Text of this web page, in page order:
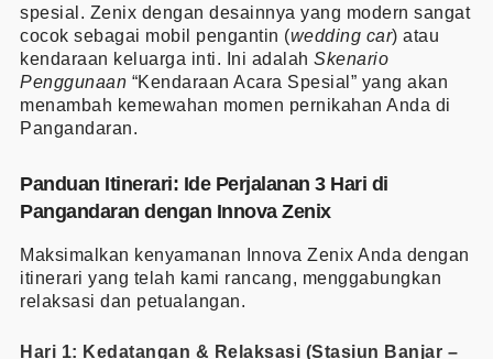
spesial. Zenix dengan desainnya yang modern sangat
cocok sebagai mobil pengantin (wedding car) atau
kendaraan keluarga inti. Ini adalah Skenario
Penggunaan “Kendaraan Acara Spesial” yang akan
menambah kemewahan momen pernikahan Anda di
Pangandaran.
Panduan Itinerari: Ide Perjalanan 3 Hari di
Pangandaran dengan Innova Zenix
Maksimalkan kenyamanan Innova Zenix Anda dengan
itinerari yang telah kami rancang, menggabungkan
relaksasi dan petualangan.
Hari 1: Kedatangan & Relaksasi (Stasiun Banjar –